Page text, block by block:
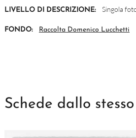
LIVELLO DI DESCRIZIONE: Singola
FONDO: Raccolta Domenico Lucchetti
Schede dallo